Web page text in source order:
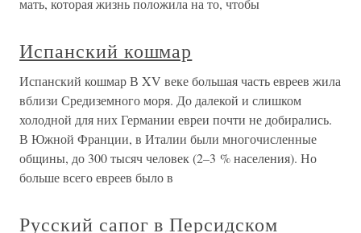
мать, которая жизнь положила на то, чтобы
Испанский кошмар
Испанский кошмар В XV веке большая часть евреев жила
вблизи Средиземного моря. До далекой и слишком
холодной для них Германии евреи почти не добирались.
В Южной Франции, в Италии были многочисленные
общины, до 300 тысяч человек (2–3 % населения). Но
больше всего евреев было в
Русский сапог в Персидском